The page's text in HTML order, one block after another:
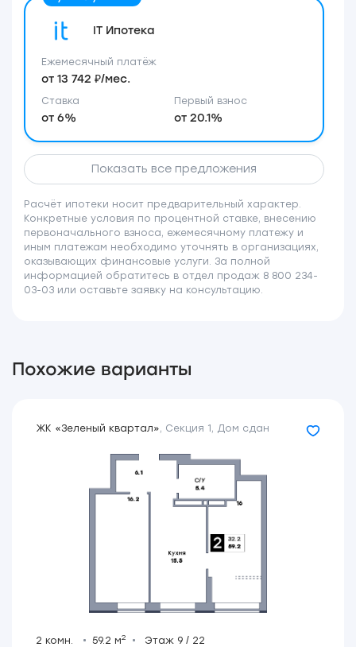
IT Ипотека
Ставка
от 6%
Первый взнос
от 20.1%
Ежемесячный платёж
от 13 742 ₽/мес.
Показать все предложения
Расчёт ипотеки носит предварительный характер.
Конкретные условия по процентной ставке, внесению
первоначального взноса, ежемесячному платежу и
иным платежам необходимо уточнять в организациях,
оказывающих финансовые услуги. За полной
информацией обратитесь в отдел продаж 8 800 234-
03-03 или оставьте заявку на консультацию.
Похожие варианты
ЖК «Зеленый квартал», Секция 1 , Дом сдан
2 комн. 59.2 м2 Этаж 9 / 22